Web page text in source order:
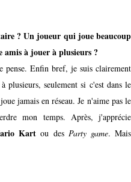
? Un joueur qui joue beaucoup
amis à jouer à plusieurs ?
pense. Enfin bref, je suis clairement
plusieurs, seulement si c'est dans le
jamais en réseau. Je n'aime pas le
mon temps. Après, j'apprécie
Kart ou des Party game. Mais